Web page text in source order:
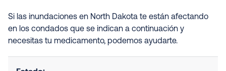
Si las inundaciones en North Dakota te están afectando
en los condados que se indican a continuación y
necesitas tu medicamento, podemos ayudarte.